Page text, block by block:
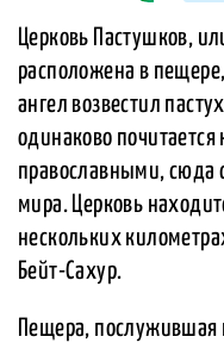
Церковь Пастушков,
расположена в
ангел возвестил
одинаково почитается
православными, сюда
мира. Церковь
нескольких
Бейт-Сахур.
Пещера, послужившая